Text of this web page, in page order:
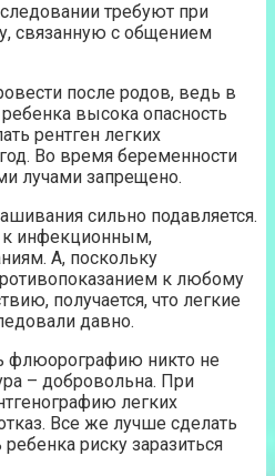
требуют при
связанную с общением
после родов, ведь в
высока опасность
рентген легких
Во время беременности
лучами запрещено.
сильно подавляется.
инфекционным,
А, поскольку
к любому
получается, что легкие
давно.
флюорографию никто не
– добровольна. При
легких
Все же лучше сделать
риску заразиться